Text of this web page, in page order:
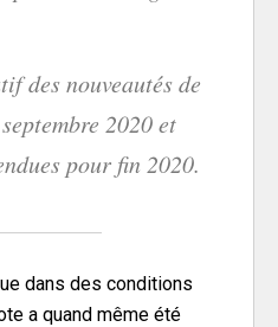
des nouveautés de
2020 et
pour fin 2020.
dans des conditions
a quand même été